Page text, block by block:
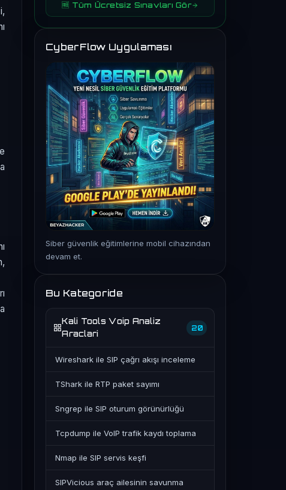
🆓 Tüm Ücretsiz Sınavları Gör
CyberFlow Uygulaması
Siber güvenlik eğitimlerine mobil cihazından
devam et.
Bu Kategoride
Kali Tools Voip Analiz
Araclari
20
Wireshark ile SIP çağrı akışı inceleme
TShark ile RTP paket sayımı
Sngrep ile SIP oturum görünürlüğü
Tcpdump ile VoIP trafik kaydı toplama
Nmap ile SIP servis keşfi
SIPVicious araç ailesinin savunma